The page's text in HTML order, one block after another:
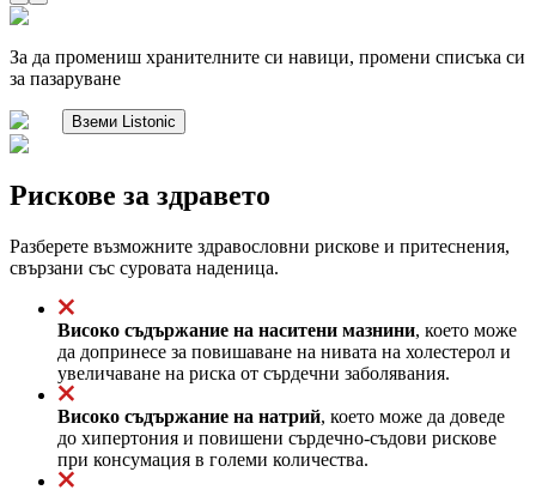
За да промениш хранителните си навици, промени списъка си
за пазаруване
Вземи Listonic
Рискове за здравето
Разберете възможните здравословни рискове и притеснения,
свързани със суровата наденица.
Високо съдържание на наситени мазнини, което може
да допринесе за повишаване на нивата на холестерол и
увеличаване на риска от сърдечни заболявания.
Високо съдържание на натрий, което може да доведе
до хипертония и повишени сърдечно-съдови рискове
при консумация в големи количества.